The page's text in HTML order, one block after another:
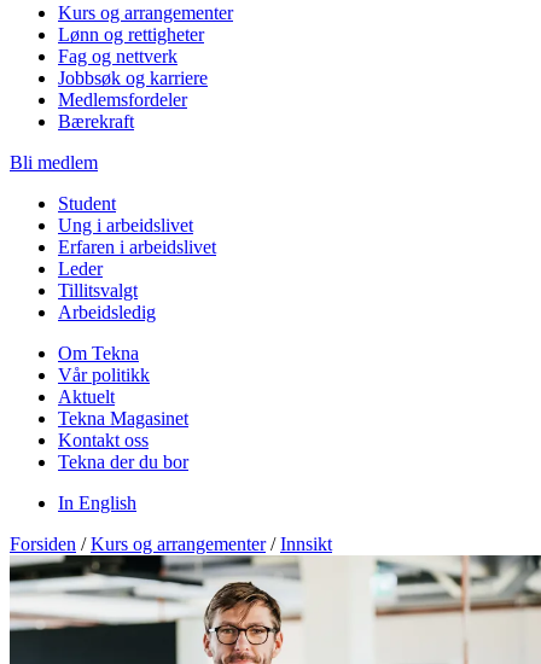
Kurs og arrangementer
Lønn og rettigheter
Fag og nettverk
Jobbsøk og karriere
Medlemsfordeler
Bærekraft
Bli medlem
Student
Ung i arbeidslivet
Erfaren i arbeidslivet
Leder
Tillitsvalgt
Arbeidsledig
Om Tekna
Vår politikk
Aktuelt
Tekna Magasinet
Kontakt oss
Tekna der du bor
In English
Forsiden / Kurs og arrangementer / Innsikt